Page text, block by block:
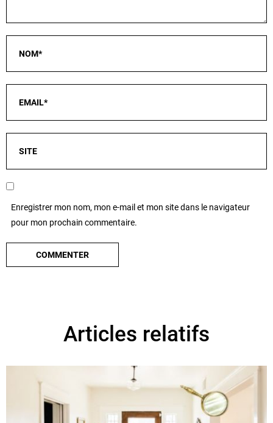
Enregistrer mon nom, mon e-mail et mon site dans le navigateur
pour mon prochain commentaire.
Articles relatifs